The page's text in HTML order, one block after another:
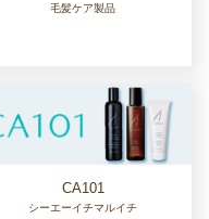
毛髪ケア製品
CA101
シーエーイチマルイチ